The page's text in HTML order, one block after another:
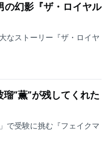
の幻影『ザ・ロイヤル
なストーリー『ザ・ロイヤ
“薫”が残してくれた
で受験に挑む『フェイクマ